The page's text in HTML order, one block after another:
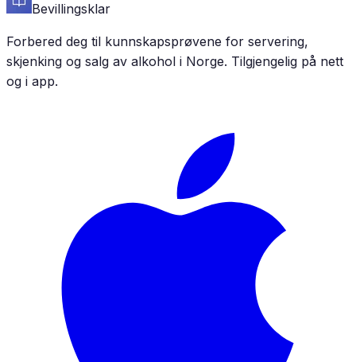
Bevillingsklar
Forbered deg til kunnskapsprøvene for servering,
skjenking og salg av alkohol i Norge. Tilgjengelig på nett
og i app.